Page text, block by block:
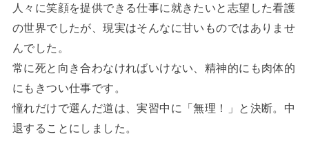
人々に笑顔を提供できる仕事に就きたいと志望した看護
の世界でしたが、現実はそんなに甘いものではありませ
んでした。
常に死と向き合わなければいけない、精神的にも肉体的
にもきつい仕事です。
憧れだけで選んだ道は、実習中に「無理！」と決断。中
退することにしました。